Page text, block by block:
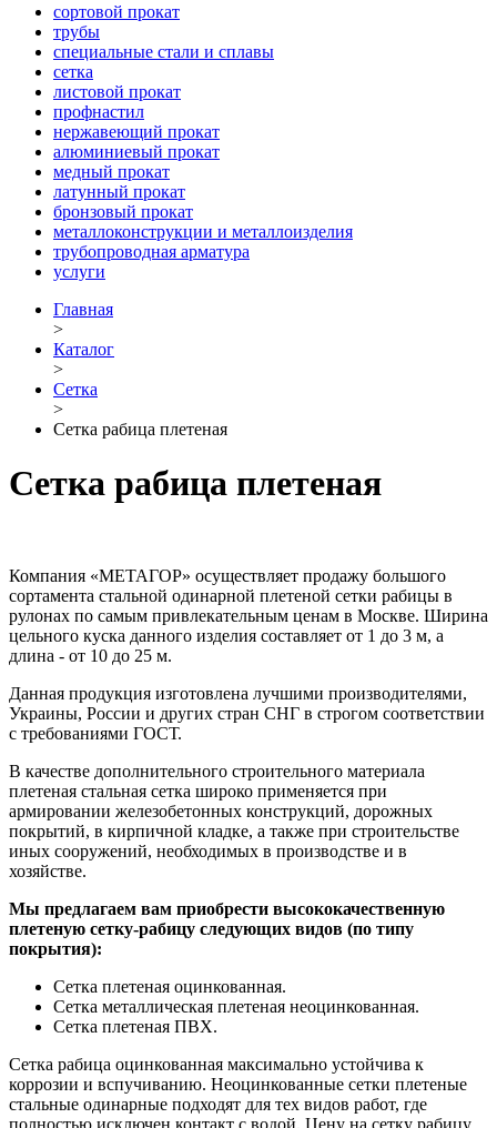
сортовой прокат
трубы
специальные стали и сплавы
сетка
листовой прокат
профнастил
нержавеющий прокат
алюминиевый прокат
медный прокат
латунный прокат
бронзовый прокат
металлоконструкции и металлоизделия
трубопроводная арматура
услуги
Главная
>
Каталог
>
Сетка
>
Сетка рабица плетеная
Сетка рабица плетеная
Компания «МЕТАГОР» осуществляет продажу большого
сортамента стальной одинарной плетеной сетки рабицы в
рулонах по самым привлекательным ценам в Москве. Ширина
цельного куска данного изделия составляет от 1 до 3 м, а
длина - от 10 до 25 м.
Данная продукция изготовлена лучшими производителями,
Украины, России и других стран СНГ в строгом соответствии
с требованиями ГОСТ.
В качестве дополнительного строительного материала
плетеная стальная сетка широко применяется при
армировании железобетонных конструкций, дорожных
покрытий, в кирпичной кладке, а также при строительстве
иных сооружений, необходимых в производстве и в
хозяйстве.
Мы предлагаем вам приобрести высококачественную
плетеную сетку-рабицу следующих видов (по типу
покрытия):
Сетка плетеная оцинкованная.
Сетка металлическая плетеная неоцинкованная.
Сетка плетеная ПВХ.
Сетка рабица оцинкованная максимально устойчива к
коррозии и вспучиванию. Неоцинкованные сетки плетеные
стальные одинарные подходят для тех видов работ, где
полностью исключен контакт с водой. Цену на сетку рабицу